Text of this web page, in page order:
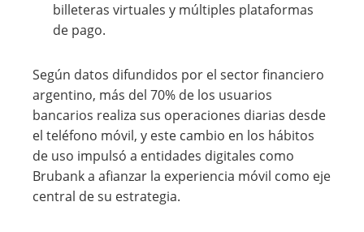
billeteras virtuales y múltiples plataformas
de pago.
Según datos difundidos por el sector financiero
argentino, más del 70% de los usuarios
bancarios realiza sus operaciones diarias desde
el teléfono móvil, y este cambio en los hábitos
de uso impulsó a entidades digitales como
Brubank a afianzar la experiencia móvil como eje
central de su estrategia.